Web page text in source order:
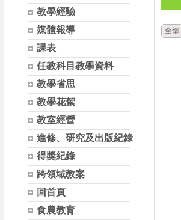
教學經驗
媒體報導
課表
任教科目教學資料
教學省思
教學花絮
教室經營
進修、研究及出版紀錄
得獎紀錄
跨領域教案
回首頁
食農教育
全部